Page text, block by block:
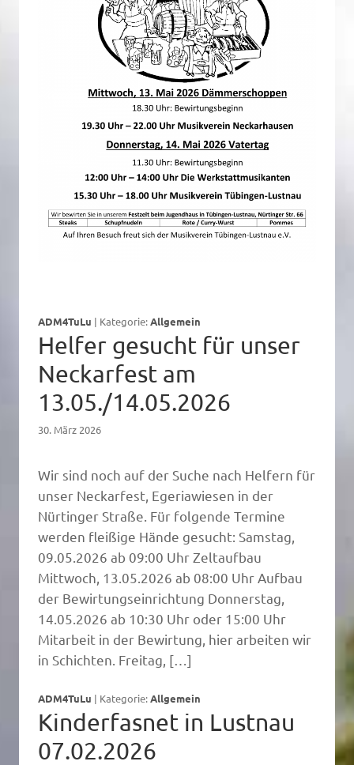
ADM4TuLu | Kategorie:Allgemein
Helfer gesucht für unser
Neckarfest am
13.05./14.05.2026
30. März 2026
Wir sind noch auf der Suche nach Helfern für
unser Neckarfest, Egeriawiesen in der
Nürtinger Straße. Für folgende Termine
werden fleißige Hände gesucht: Samstag,
09.05.2026 ab 09:00 Uhr Zeltaufbau
Mittwoch, 13.05.2026 ab 08:00 Uhr Aufbau
der Bewirtungseinrichtung Donnerstag,
14.05.2026 ab 10:30 Uhr oder 15:00 Uhr
Mitarbeit in der Bewirtung, hier arbeiten wir
in Schichten. Freitag, […]
ADM4TuLu | Kategorie:Allgemein
Kinderfasnet in Lustnau
07.02.2026